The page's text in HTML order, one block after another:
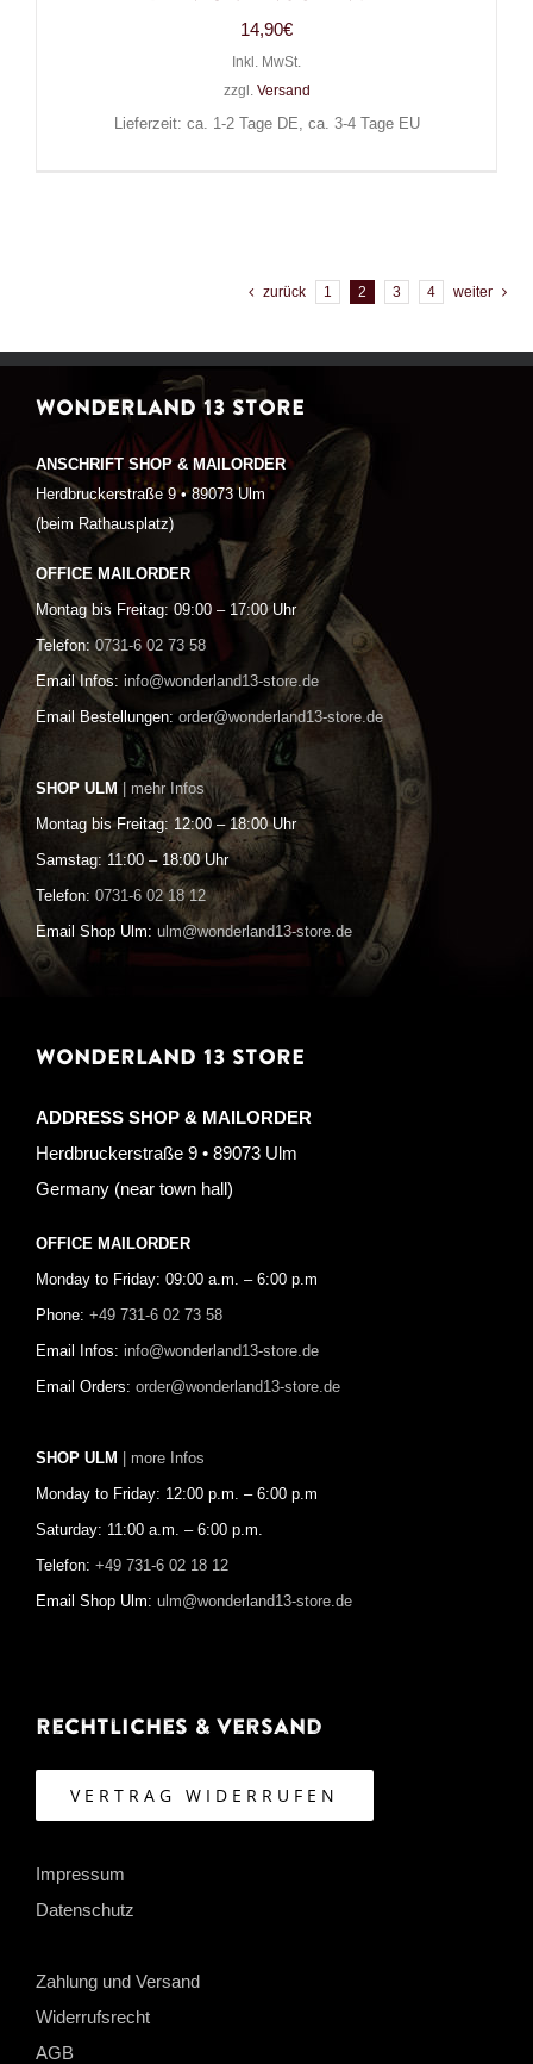
14,90€
Inkl. MwSt.
zzgl. Versand
Lieferzeit: ca. 1-2 Tage DE, ca. 3-4 Tage EU
zurück 1 2 3 4 weiter
WONDERLAND 13 STORE
ANSCHRIFT SHOP & MAILORDER
Herdbruckerstraße 9 • 89073 Ulm
(beim Rathausplatz)
OFFICE MAILORDER
Montag bis Freitag: 09:00 – 17:00 Uhr
Telefon: 0731-6 02 73 58
Email Infos: info@wonderland13-store.de
Email Bestellungen: order@wonderland13-store.de
SHOP ULM | mehr Infos
Montag bis Freitag: 12:00 – 18:00 Uhr
Samstag: 11:00 – 18:00 Uhr
Telefon: 0731-6 02 18 12
Email Shop Ulm: ulm@wonderland13-store.de
WONDERLAND 13 STORE
ADDRESS SHOP & MAILORDER
Herdbruckerstraße 9 • 89073 Ulm
Germany (near town hall)
OFFICE MAILORDER
Monday to Friday: 09:00 a.m. – 6:00 p.m
Phone: +49 731-6 02 73 58
Email Infos: info@wonderland13-store.de
Email Orders: order@wonderland13-store.de
SHOP ULM | more Infos
Monday to Friday: 12:00 p.m. – 6:00 p.m
Saturday: 11:00 a.m. – 6:00 p.m.
Telefon: +49 731-6 02 18 12
Email Shop Ulm: ulm@wonderland13-store.de
Rechtliches & Versand
VERTRAG WIDERRUFEN
Impressum
Datenschutz
Zahlung und Versand
Widerrufsrecht
AGB